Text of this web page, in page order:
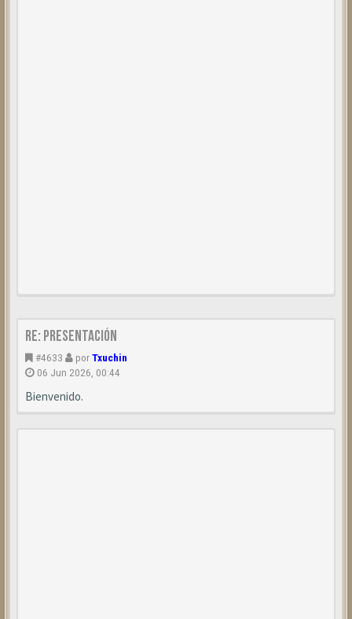
Re: Presentación
#4633 porTxuchin
06 Jun 2026, 00:44
Bienvenido.